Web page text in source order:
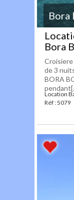
Bora
Bora
de 3
BORA
Location
Réf : 5079